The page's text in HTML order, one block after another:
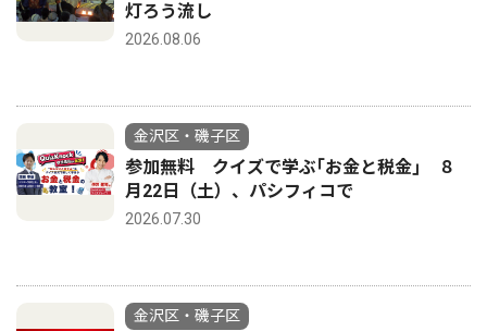
灯ろう流し
2026.08.06
金沢区・磯子区
参加無料 クイズで学ぶ｢お金と税金｣ ８
月22日（土）、パシフィコで
2026.07.30
金沢区・磯子区